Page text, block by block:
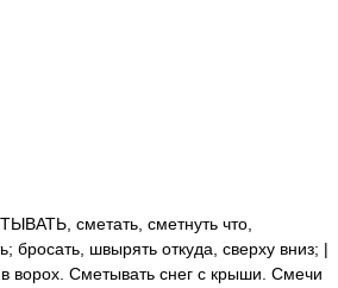
сметать, сметнуть что,
бросать, швырять откуда, сверху вниз; |
в ворох. Сметывать снег с крыши. Смечи